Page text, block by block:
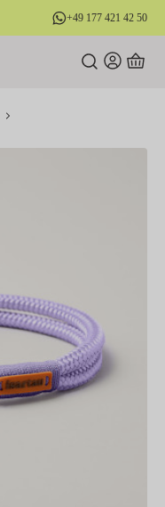
+49 177 421 42 50